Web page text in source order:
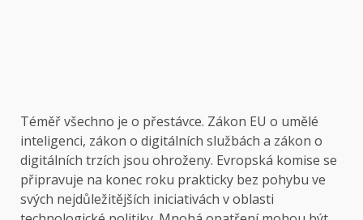
Téměř všechno je o přestávce. Zákon EU o umělé
inteligenci, zákon o digitálních službách a zákon o
digitálních trzích jsou ohroženy. Evropská komise se
připravuje na konec roku prakticky bez pohybu ve
svých nejdůležitějších iniciativách v oblasti